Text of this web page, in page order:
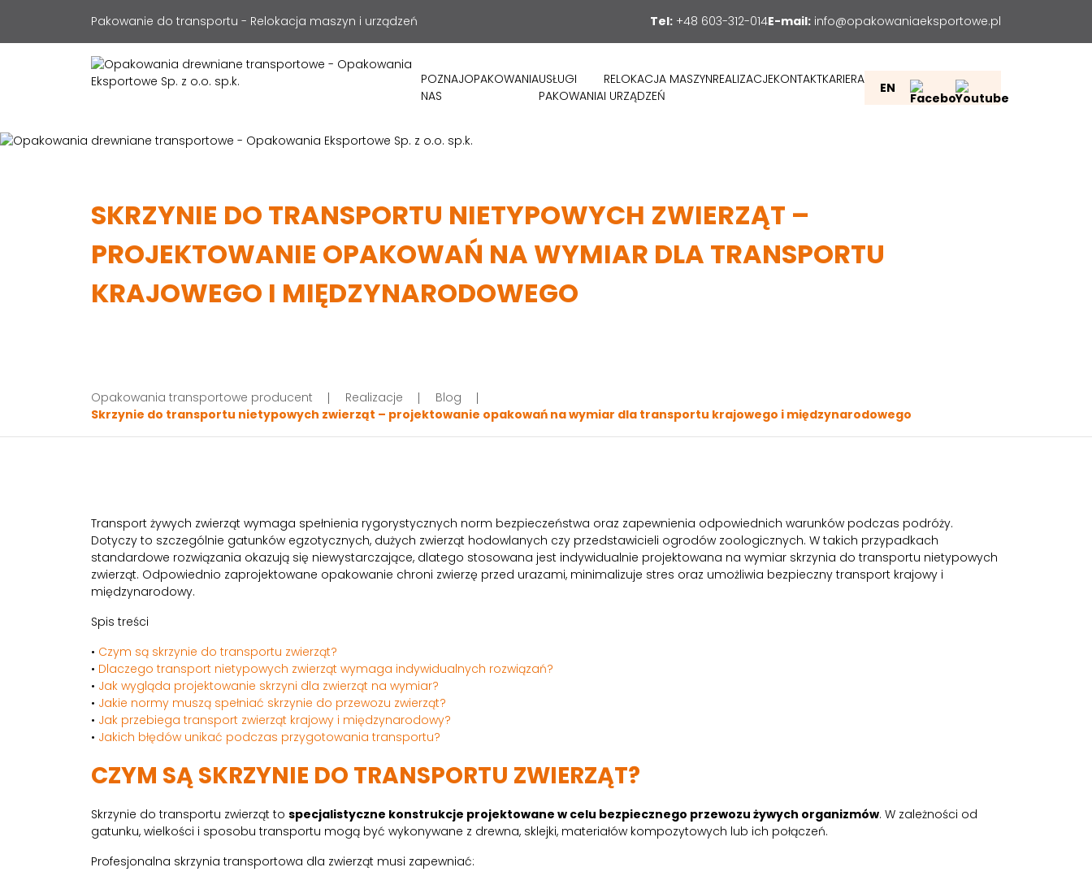
Pakowanie do transportu - Relokacja maszyn i urządzeń Tel: +48 603-312-014E-mail: info@opakowaniaeksportowe.pl
POZNAJ
NAS
OPAKOWANIAUSŁUGI
PAKOWANIA
RELOKACJA MASZYN
I URZĄDZEŃ
REALIZACJEKONTAKTKARIERA
EN
SKRZYNIE DO TRANSPORTU NIETYPOWYCH ZWIERZĄT –
PROJEKTOWANIE OPAKOWAŃ NA WYMIAR DLA TRANSPORTU
KRAJOWEGO I MIĘDZYNARODOWEGO
Opakowania transportowe producent Realizacje
Blog
Skrzynie do transportu nietypowych zwierząt – projektowanie opakowań na wymiar dla transportu krajowego i międzynarodowego
Transport żywych zwierząt wymaga spełnienia rygorystycznych norm bezpieczeństwa oraz zapewnienia odpowiednich warunków podczas podróży.
Dotyczy to szczególnie gatunków egzotycznych, dużych zwierząt hodowlanych czy przedstawicieli ogrodów zoologicznych. W takich przypadkach
standardowe rozwiązania okazują się niewystarczające, dlatego stosowana jest indywidualnie projektowana na wymiar skrzynia do transportu nietypowych
zwierząt. Odpowiednio zaprojektowane opakowanie chroni zwierzę przed urazami, minimalizuje stres oraz umożliwia bezpieczny transport krajowy i
międzynarodowy.
Spis treści
• Czym są skrzynie do transportu zwierząt?
• Dlaczego transport nietypowych zwierząt wymaga indywidualnych rozwiązań?
• Jak wygląda projektowanie skrzyni dla zwierząt na wymiar?
• Jakie normy muszą spełniać skrzynie do przewozu zwierząt?
• Jak przebiega transport zwierząt krajowy i międzynarodowy?
• Jakich błędów unikać podczas przygotowania transportu?
CZYM SĄ SKRZYNIE DO TRANSPORTU ZWIERZĄT?
Skrzynie do transportu zwierząt to specjalistyczne konstrukcje projektowane w celu bezpiecznego przewozu żywych organizmów. W zależności od
gatunku, wielkości i sposobu transportu mogą być wykonywane z drewna, sklejki, materiałów kompozytowych lub ich połączeń.
Profesjonalna skrzynia transportowa dla zwierząt musi zapewniać: